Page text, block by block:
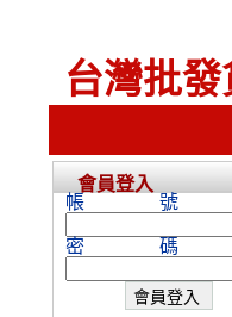
台灣批發
會員登入
帳號
密碼